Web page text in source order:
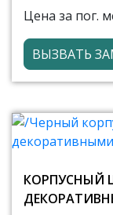
Цена за пог.
ВЫЗВАТЬ
КОРПУСНЫЙ